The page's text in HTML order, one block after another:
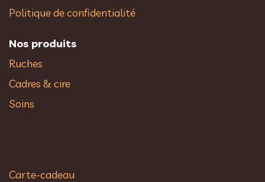
Politique de confidentialité
Nos produits
Ruches
Cadres & cire
Soins
Carte-cadeau